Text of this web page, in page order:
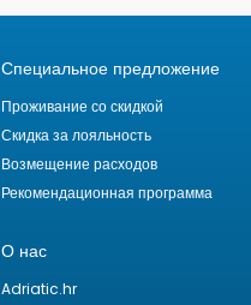
Специальное предложение
Проживание со скидкой
Скидка за лояльность
Возмещение расходов
Рекомендационная программа
О нас
Adriatic.hr